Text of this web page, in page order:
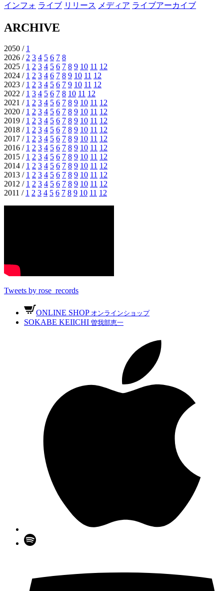
インフォ ライブ リリース メディア ライブアーカイブ
ARCHIVE
2050 / 1
2026 /2 3 4 5 6 7 8
2025 / 1 2 3 4 5 6 7 8 9 10 11 12
2024 / 1 2 3 4 6 7 8 9 10 11 12
2023 / 1 2 3 4 5 6 7 9 10 11 12
2022 / 1 3 4 5 6 7 8 10 11 12
2021 / 1 2 3 4 5 6 7 8 9 10 11 12
2020 / 1 2 3 4 5 6 7 8 9 10 11 12
2019 / 1 2 3 4 5 6 7 8 9 10 11 12
2018 / 1 2 3 4 5 6 7 8 9 10 11 12
2017 / 1 2 3 4 5 6 7 8 9 10 11 12
2016 / 1 2 3 4 5 6 7 8 9 10 11 12
2015 / 1 2 3 4 5 6 7 8 9 10 11 12
2014 / 1 2 3 4 5 6 7 8 9 10 11 12
2013 / 1 2 3 4 5 6 7 8 9 10 11 12
2012 / 1 2 3 4 5 6 7 8 9 10 11 12
2011 / 1 2 3 4 5 6 7 8 9 10 11 12
Tweets by rose_records
ONLINE SHOP オンラインショップ
SOKABE KEIICHI 曽我部恵一